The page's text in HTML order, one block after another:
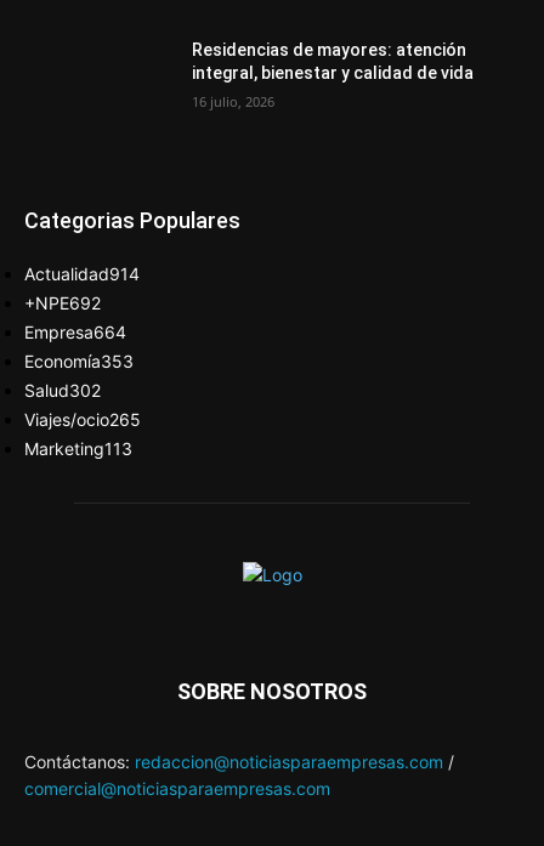
Residencias de mayores: atención
integral, bienestar y calidad de vida
16 julio, 2026
Categorias Populares
Actualidad914
+NPE692
Empresa664
Economía353
Salud302
Viajes/ocio265
Marketing113
SOBRE NOSOTROS
Contáctanos: redaccion@noticiasparaempresas.com /
comercial@noticiasparaempresas.com